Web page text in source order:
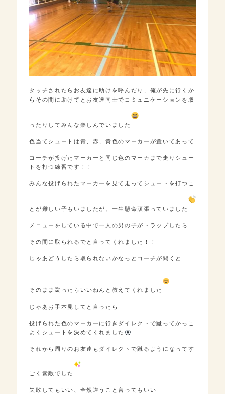
タッチされたらお友達に助けを呼んだり、俺が先に行くか
らその間に助けてとお友達同士でコミュニケーションを取
ったりしてみんな楽しんでいました
色当てシュートは青、赤、黄色のマーカーが置いてあって
コーチが投げたマーカーと同じ色のマーカまで走りシュー
トを打つ練習です！！
みんな投げられたマーカーを見て走ってシュートを打つこ
とが難しい子もいましたが、一生懸命頑張っていました
メニューをしている中で一人の男の子がトラップしたら
その間に取られるでと言ってくれました！！
じゃあどうしたら取られないかなっとコーチが聞くと
そのまま蹴ったらいいねんと教えてくれました
じゃあお手本見してと言ったら
投げられた色のマーカーに行きダイレクトで蹴ってかっこ
よくシュートを決めてくれました
それから周りのお友達もダイレクトで蹴るようになってす
ごく素敵でした
失敗してもいい、全然違うこと言ってもいい